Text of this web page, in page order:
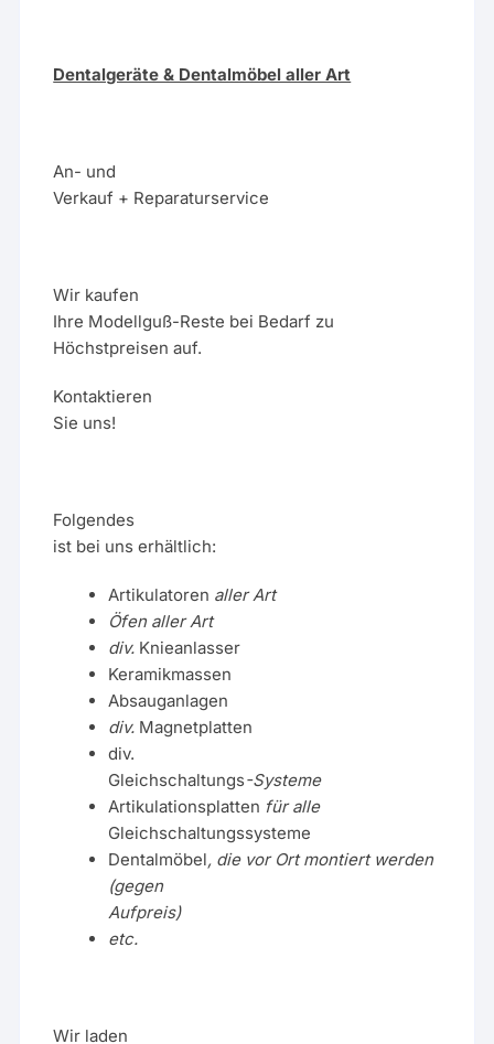
Dentalgeräte & Dentalmöbel aller Art
An- und
Verkauf + Reparaturservice
Wir kaufen
Ihre Modellguß-Reste bei Bedarf zu
Höchstpreisen auf.
Kontaktieren
Sie uns!
Folgendes
ist bei uns erhältlich:
Artikulatoren aller Art
Öfen aller Art
div. Knieanlasser
Keramikmassen
Absauganlagen
div. Magnetplatten
div.
Gleichschaltungs-Systeme
Artikulationsplatten für alle
Gleichschaltungssysteme
Dentalmöbel, die vor Ort montiert werden
(gegen
Aufpreis)
etc.
Wir laden